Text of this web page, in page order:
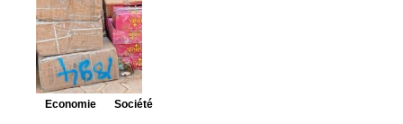
Economie Société